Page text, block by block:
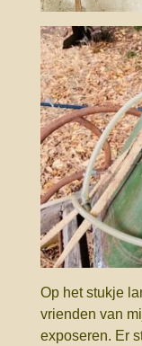
Op het stukje
vrienden van
exposeren. Er